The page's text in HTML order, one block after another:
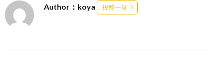
Author：koya 投稿一覧